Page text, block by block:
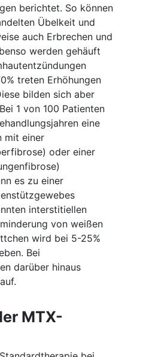
berichtet. So können
Übelkeit und
auch Erbrechen und
werden gehäuft
treten Erhöhungen
bilden sich aber
1 von 100 Patienten
eine
mit einer
oder einer
es zu einer
interstitiellen
von weißen
wird bei 5-25%
Bei
darüber hinaus
MTX-